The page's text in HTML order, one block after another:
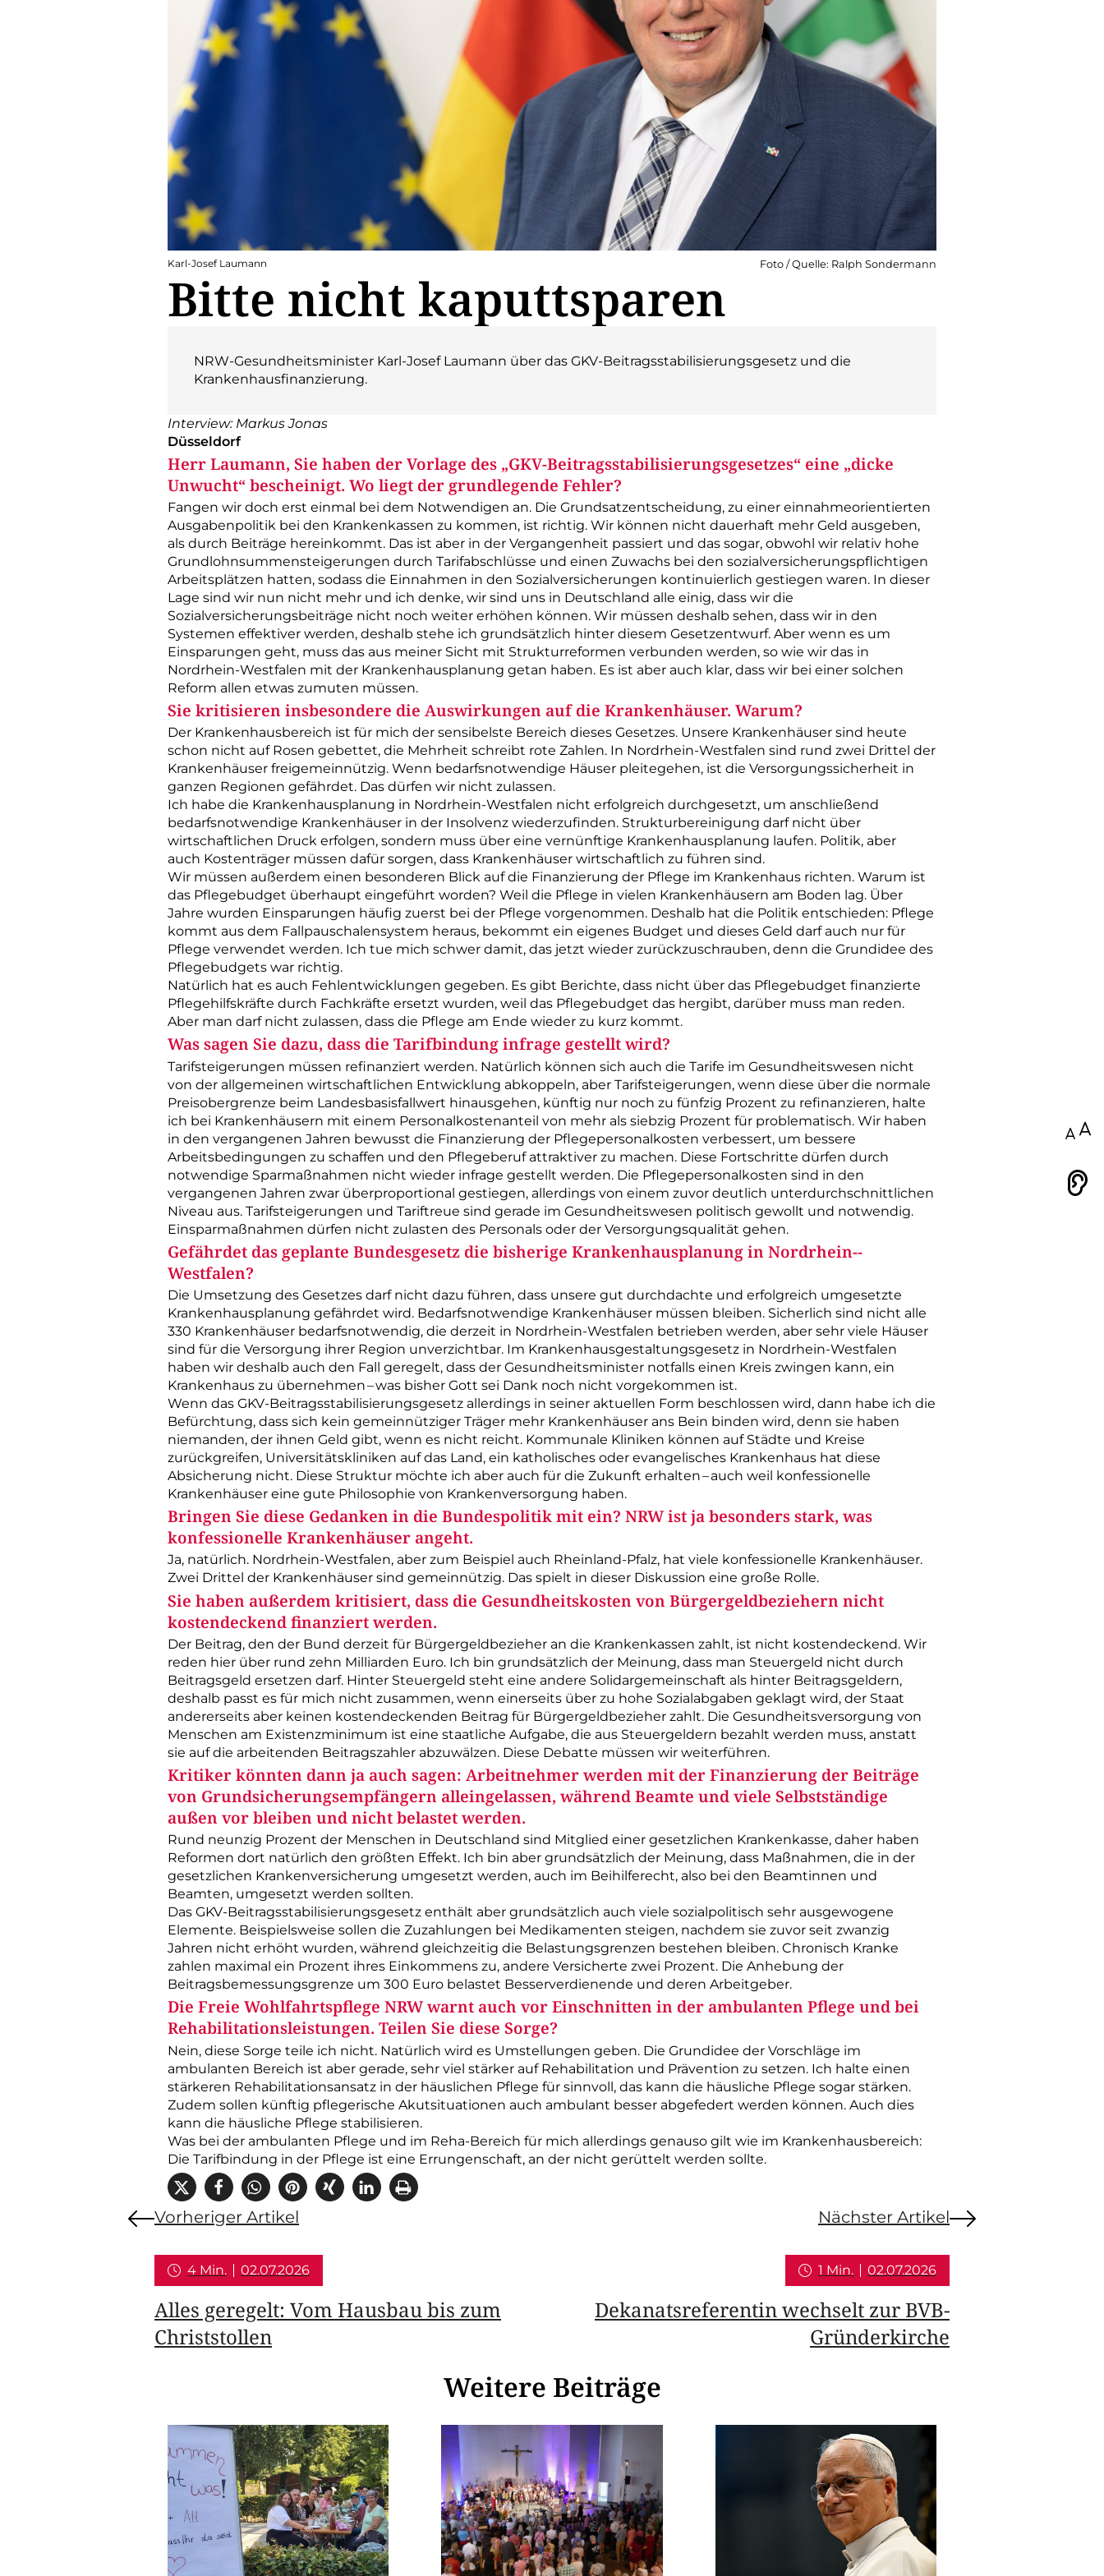
Karl-Josef Laumann Foto / Quelle: Ralph Sondermann
Bitte nicht kaputtsparen
NRW-Gesundheitsminister Karl-Josef Laumann über das GKV-­Beitragsstabilisierungsgesetz und die
Krankenhausfinanzierung.
Interview: Markus Jonas
Düsseldorf
Herr Laumann, Sie haben der Vorlage des „GKV-Beitragsstabilisierungsgesetzes“ eine „dicke
Unwucht“ bescheinigt. Wo liegt der grundlegende Fehler?
Fangen wir doch erst einmal bei dem Notwendigen an. Die Grundsatzentscheidung, zu einer einnahmeorientierten
Ausgabenpolitik bei den Krankenkassen zu kommen, ist richtig. Wir können nicht dauerhaft mehr Geld ausgeben,
als durch Beiträge hereinkommt. Das ist aber in der Vergangenheit passiert und das sogar, obwohl wir relativ hohe
Grundlohnsummensteigerungen durch Tarifabschlüsse und einen Zuwachs bei den sozialversicherungspflichtigen
Arbeitsplätzen hatten, sodass die Einnahmen in den Sozialversicherungen kontinuierlich gestiegen waren. In dieser
Lage sind wir nun nicht mehr und ich denke, wir sind uns in Deutschland alle einig, dass wir die
Sozialversicherungsbeiträge nicht noch weiter erhöhen können. Wir müssen deshalb sehen, dass wir in den
Systemen effektiver werden, deshalb stehe ich grundsätzlich hinter diesem Gesetzentwurf. Aber wenn es um
Einsparungen geht, muss das aus meiner Sicht mit Strukturreformen verbunden werden, so wie wir das in
Nordrhein-­Westfalen mit der Krankenhausplanung getan haben. Es ist aber auch klar, dass wir bei einer solchen
Reform allen etwas zumuten müssen.
Sie kritisieren insbesondere die Auswirkungen auf die Krankenhäuser. Warum?
Der Krankenhausbereich ist für mich der sensibelste Bereich dieses Gesetzes. Unsere Krankenhäuser sind heute
schon nicht auf Rosen gebettet, die Mehrheit schreibt rote Zahlen. In Nordrhein-­Westfalen sind rund zwei Drittel der
Krankenhäuser freigemeinnützig. Wenn bedarfsnotwendige Häuser pleitegehen, ist die Versorgungssicherheit in
ganzen Regionen gefährdet. Das dürfen wir nicht zulassen.
Ich habe die Krankenhausplanung in Nordrhein-­Westfalen nicht erfolgreich durchgesetzt, um anschließend
bedarfsnotwendige Krankenhäuser in der Insolvenz wiederzufinden. Strukturbereinigung darf nicht über
wirtschaftlichen Druck erfolgen, sondern muss über eine vernünftige Krankenhaus­planung laufen. Politik, aber
auch ­Kostenträger müssen dafür sorgen, dass Krankenhäuser wirtschaftlich zu führen sind.
Wir müssen außerdem einen besonderen Blick auf die Finanzierung der Pflege im Krankenhaus richten. Warum ist
das Pflegebudget überhaupt eingeführt worden? Weil die Pflege in vielen Krankenhäusern am Boden lag. Über
Jahre wurden Einsparungen häufig zuerst bei der Pflege vorgenommen. Deshalb hat die Politik entschieden: Pflege
kommt aus dem Fallpauschalensystem heraus, bekommt ein eigenes Budget und dieses Geld darf auch nur für
Pflege verwendet werden. Ich tue mich schwer damit, das jetzt wieder zurückzuschrauben, denn die Grundidee des
Pflegebudgets war richtig.
Natürlich hat es auch Fehlentwicklungen gegeben. Es gibt Berichte, dass nicht über das Pflegebudget finanzierte
Pflegehilfskräfte durch Fachkräfte ersetzt wurden, weil das Pflegebudget das hergibt, ­darüber muss man reden.
Aber man darf nicht zulassen, dass die Pflege am Ende wieder zu kurz kommt.
Was sagen Sie dazu, dass die Tarifbindung infrage gestellt wird?
Tarifsteigerungen müssen refinanziert werden. Natürlich können sich auch die Tarife im Gesundheitswesen nicht
von der allgemeinen wirtschaftlichen Entwicklung abkoppeln, aber Tarifsteigerungen, wenn diese über die normale
Preisobergrenze beim Landesbasisfallwert hinausgehen, künftig nur noch zu fünfzig Prozent zu refinanzieren, halte
ich bei Krankenhäusern mit einem Personalkostenanteil von mehr als siebzig Prozent für problematisch. Wir haben
in den vergangenen Jahren bewusst die Finanzierung der Pflegepersonalkosten verbessert, um bessere
Arbeitsbedingungen zu schaffen und den Pflegeberuf attraktiver zu machen. Diese Fortschritte dürfen durch
notwendige Sparmaßnahmen nicht wieder infrage gestellt werden. Die Pflegepersonalkosten sind in den
vergangenen Jahren zwar überproportional gestiegen, allerdings von einem zuvor deutlich unterdurchschnittlichen
Niveau aus. Tarifsteigerungen und Tariftreue sind gerade im Gesundheitswesen politisch gewollt und notwendig.
Einsparmaßnahmen dürfen nicht zulasten des Personals oder der Versorgungsqualität gehen.
Gefährdet das geplante Bundesgesetz die bisherige Krankenhausplanung in Nordrhein-­
Westfalen?
Die Umsetzung des Gesetzes darf nicht dazu führen, dass unsere gut durchdachte und erfolgreich umgesetzte
Krankenhausplanung gefährdet wird. Bedarfsnotwendige Krankenhäuser müssen bleiben. Sicherlich sind nicht alle
330 Krankenhäuser bedarfsnotwendig, die derzeit in Nordrhein-­Westfalen betrieben werden, aber sehr viele Häuser
sind für die Versorgung ihrer Region unverzichtbar. Im Krankenhausgestaltungsgesetz in Nordrhein-­Westfalen
haben wir deshalb auch den Fall geregelt, dass der Gesundheitsminister notfalls einen Kreis zwingen kann, ein
Krankenhaus zu übernehmen – was bisher Gott sei Dank noch nicht vorgekommen ist.
Wenn das GKV-Beitragsstabilisierungs­gesetz allerdings in seiner aktuellen Form beschlossen wird, dann habe ich die
Befürchtung, dass sich kein gemeinnütziger Träger mehr Krankenhäuser ans Bein binden wird, denn sie haben
niemanden, der ihnen Geld gibt, wenn es nicht reicht. Kommunale Kliniken können auf Städte und Kreise
zurückgreifen, Universitätskliniken auf das Land, ein katholisches oder evangelisches Krankenhaus hat diese
Absicherung nicht. Diese Struktur möchte ich aber auch für die Zukunft erhalten – auch weil konfessionelle
Krankenhäuser eine gute Philosophie von Krankenversorgung haben.
Bringen Sie diese Gedanken in die Bundespolitik mit ein? NRW ist ja besonders stark, was
konfessionelle Krankenhäuser angeht.
Ja, natürlich. Nordrhein-Westfalen, aber zum Beispiel auch Rheinland-Pfalz, hat viele konfessionelle Krankenhäuser.
Zwei Drittel der Krankenhäuser sind gemeinnützig. Das spielt in dieser Diskussion eine große Rolle.
Sie haben außerdem kritisiert, dass die Gesundheitskosten von Bürgergeld­beziehern nicht
kostendeckend finanziert werden.
Der Beitrag, den der Bund derzeit für ­Bürgergeldbezieher an die Krankenkassen zahlt, ist nicht kostendeckend. Wir
reden hier über rund zehn Milliarden Euro. Ich bin grundsätzlich der Meinung, dass man Steuergeld nicht durch
Beitragsgeld ersetzen darf. Hinter Steuergeld steht eine andere Solidargemeinschaft als hinter Beitragsgeldern,
deshalb passt es für mich nicht zusammen, wenn einerseits über zu hohe Sozial­abgaben geklagt wird, der Staat
andererseits aber keinen kostendeckenden Beitrag für Bürgergeldbezieher zahlt. Die Gesundheits­versorgung von
Menschen am Existenzminimum ist eine staatliche Aufgabe, die aus Steuergeldern bezahlt werden muss, anstatt
sie auf die arbeitenden Beitragszahler abzuwälzen. Diese Debatte müssen wir weiterführen.
Kritiker könnten dann ja auch sagen: Arbeitnehmer werden mit der Finanzierung der Beiträge
von Grundsicherungsempfängern alleingelassen, während Beamte und viele Selbstständige
außen vor bleiben und nicht belastet werden.
Rund neunzig Prozent der Menschen in Deutschland sind Mitglied einer gesetzlichen Krankenkasse, daher haben
Reformen dort natürlich den größten Effekt. Ich bin aber grundsätzlich der Meinung, dass ­Maßnahmen, die in der
gesetzlichen ­Krankenversicherung umgesetzt werden, auch im Beihilferecht, also bei den Beamtinnen und
Beamten, umgesetzt werden sollten.
Das GKV-­Beitragsstabilisierungsgesetz enthält aber grundsätzlich auch viele sozialpolitisch sehr ausgewogene
Elemente. Beispielsweise sollen die Zuzahlungen bei Medikamenten steigen, nachdem sie zuvor seit zwanzig
Jahren nicht erhöht wurden, während gleichzeitig die Belastungsgrenzen bestehen bleiben. Chronisch Kranke
zahlen maximal ein Prozent ihres Einkommens zu, andere Versicherte zwei Prozent. Die Anhebung der
Beitragsbemessungsgrenze um 300 Euro belastet Besserverdienende und deren Arbeitgeber.
Die Freie Wohlfahrtspflege NRW warnt auch vor Einschnitten in der ambulanten Pflege und bei
Rehabilitationsleistungen. Teilen Sie diese Sorge?
Nein, diese Sorge teile ich nicht. Natürlich wird es Umstellungen geben. Die Grundidee der Vorschläge im
ambulanten Bereich ist aber gerade, sehr viel stärker auf Rehabilitation und Prävention zu setzen. Ich halte einen
stärkeren Rehabilitationsansatz in der häuslichen Pflege für sinnvoll, das kann die häusliche Pflege sogar stärken.
Zudem sollen künftig pflegerische Akutsituationen auch ambulant besser abgefedert werden können. Auch dies
kann die häusliche Pflege stabilisieren.
Was bei der ambulanten Pflege und im Reha-­Bereich für mich allerdings genauso gilt wie im Krankenhausbereich:
Die Tarifbindung in der Pflege ist eine Errungenschaft, an der nicht gerüttelt werden sollte.
Vorheriger Artikel
4 Min. 02.07.2026
Alles geregelt: Vom Hausbau bis zum
Christstollen
Nächster Artikel
1 Min. 02.07.2026
Dekanatsreferentin wechselt zur BVB-
Gründerkirche
Weitere Beiträge